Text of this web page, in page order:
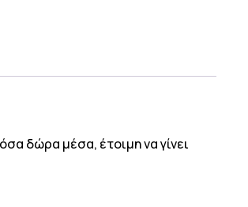
δώρα μέσα, έτοιμη να γίνει